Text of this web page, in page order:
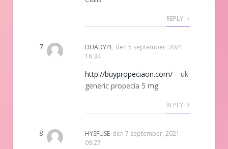
REPLY
DUADYPE den 5 september, 2021
16:34
http://buypropeciaon.com/ – uk
generic propecia 5 mg
REPLY
HYSFUSE den 7 september, 2021
09:27